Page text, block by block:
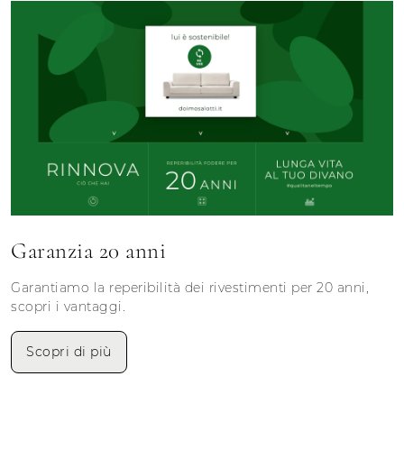
Garanzia 20 anni
Garantiamo la reperibilità dei rivestimenti per 20 anni,
scopri i vantaggi.
Scopri di più